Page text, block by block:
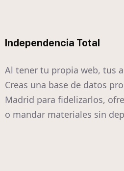
Independencia Total
Al tener tu propia web, tus
Creas una base de datos
Madrid para fidelizarlos,
o mandar materiales sin